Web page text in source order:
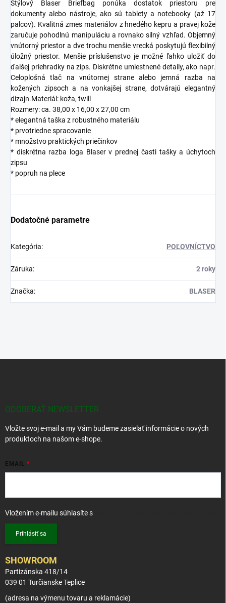
Štýlový Blaser Briefbag ponúka dostatok priestoru pre
dokumenty alebo nástroje, ako sú tablety a notebooky (až 17
palcov). Kvalitná zmes materiálov z hnedého kepru a pravej kože
zaručuje pohodlnú manipuláciu a rovnako silný vzhľad. Objemný
vnútorný priestor a dve trochu menšie vrecká poskytujú flexibilný
úložný priestor. Menšie príslušenstvo je možné ľahko uložiť do
ďalšej priehradky na zips. Diskrétne umiestnené detaily, ako napr.
Celoplošná tlač na vnútornej strane alebo jemná razba na
kožených zipsoch a na vonkajšej strane, dotvárajú elegantný
dizajn.Materiál: koža, twill
Rozmery: ca. 38,00 x 16,00 x 27,00 cm
* elegantná taška z robustného materiálu
* prvotriedne spracovanie
* množstvo praktických priečinkov
* diskrétna razba loga Blaser v prednej časti tašky a úchytoch
zipsu
* popruh na plece
Dodatočné parametre
Kategória: POĽOVNÍCTVO
Záruka: 2 roky
Značka: BLASER
ODOBERAŤ NEWSLETTER
Vložte svoj e-mail a my Vám budeme zasielať informácie o nových
produktoch na našom e-shope.
EMAIL
Vložením e-mailu súhlasíte s
Prihlásiť sa
SHOWROOM
Partizánska 418/14
039 01 Turčianske Teplice
(adresa na výmenu tovaru a reklamácie)